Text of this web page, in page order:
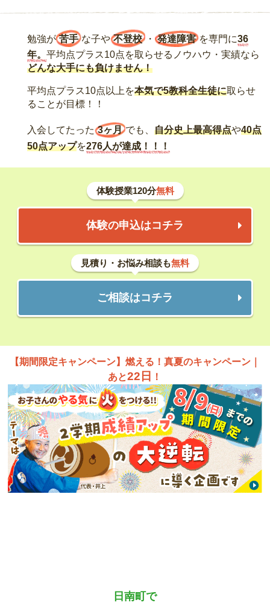
勉強が 苦手 な子や 不登校 ・ 発達障害 を専門に36
年。平均点プラス10点を取らせるノウハウ・実績なら
どんな大手にも負けません！
平均点プラス10点以上を本気で5教科全生徒に取らせ
ることが目標！！
入会してたった 3ヶ月 でも、自分史上最高得点や40点
50点アップを276人が達成！！！
体験授業120分無料
体験の申込はコチラ
見積り・お悩み相談も無料
ご相談はコチラ
【期間限定キャンペーン】燃える！真夏のキャンペーン｜
あと22日 ！
日南町で